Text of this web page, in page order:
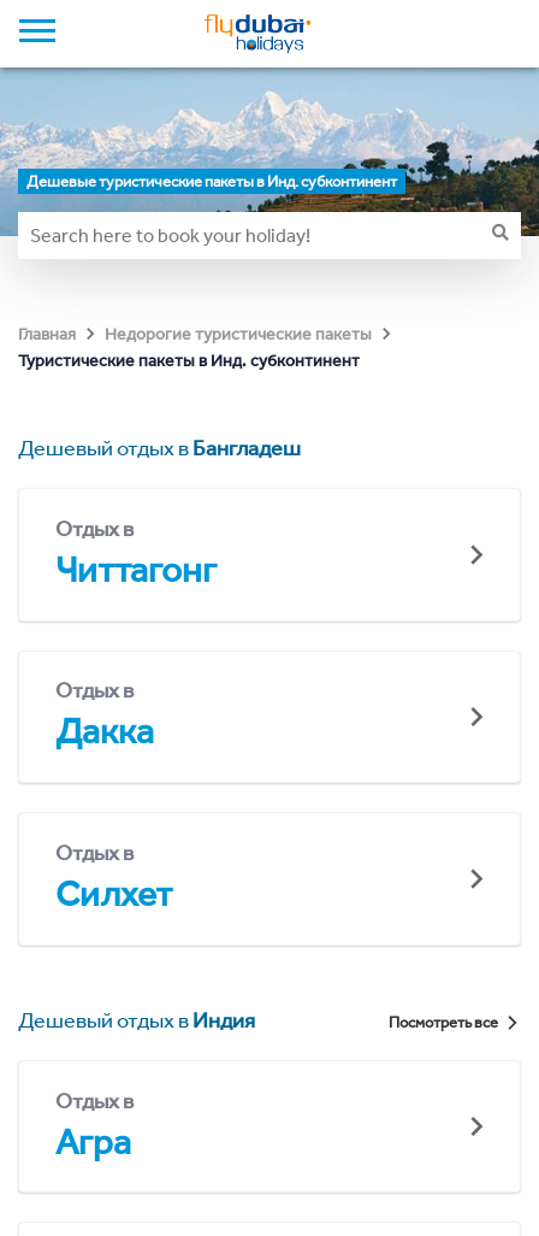
Дешевые туристические пакеты в Инд. субконтинент
Главная
Недорогие туристические пакеты
Туристические пакеты в Инд. субконтинент
Дешевый отдых вБангладеш
Отдых в
Читтагонг
Отдых в
Дакка
Отдых в
Силхет
Дешевый отдых вИндия Посмотреть все
Отдых в
Агра